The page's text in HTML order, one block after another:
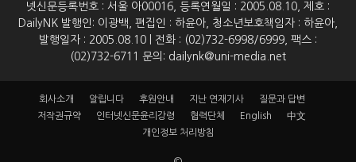
넷신문등록번호 : 서울 아00016, 등록연월일 : 2005.08.10, 제호 :
DailyNK 발행인: 이광백, 편집인 : 하윤아, 청소년보호책임자 : 하윤아,
발행일자 : 2005.08.10 | 전화 : (02)732-6998/6999, 팩스 :
(02)732-6711 문의: dailynk@uni-media.net
회사소개 알립니다 후원안내 지난 연재기사
질문과 답변
저작권규약
인터넷신문윤리강령 협력단체 English
中文
개인정보 처리방침